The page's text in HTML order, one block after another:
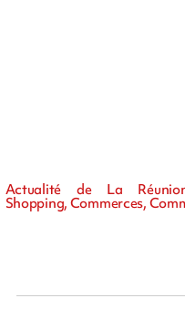
Actualité de La
Shopping, Commerces,